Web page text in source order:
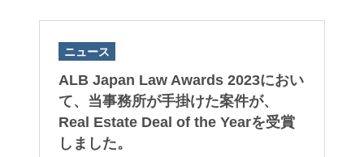
ニュース
ALB Japan Law Awards 2023におい
て、当事務所が手掛けた案件が、
Real Estate Deal of the Yearを受賞
しました。